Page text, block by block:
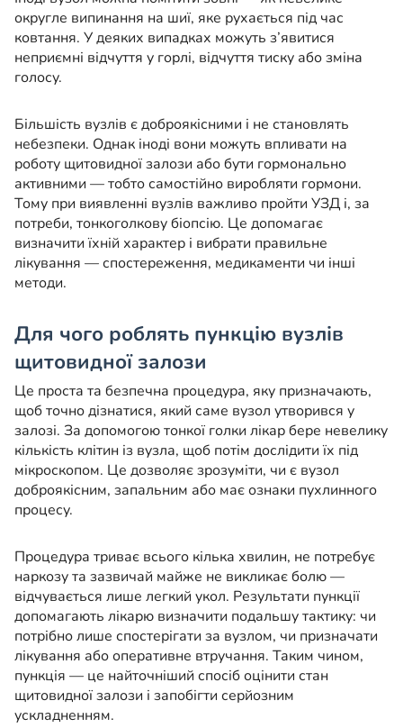
округле випинання на шиї, яке рухається під час
ковтання. У деяких випадках можуть з’явитися
неприємні відчуття у горлі, відчуття тиску або зміна
голосу.
Більшість вузлів є доброякісними і не становлять
небезпеки. Однак іноді вони можуть впливати на
роботу щитовидної залози або бути гормонально
активними — тобто самостійно виробляти гормони.
Тому при виявленні вузлів важливо пройти УЗД і, за
потреби, тонкоголкову біопсію. Це допомагає
визначити їхній характер і вибрати правильне
лікування — спостереження, медикаменти чи інші
методи.
Для чого роблять пункцію вузлів
щитовидної залози
Це проста та безпечна процедура, яку призначають,
щоб точно дізнатися, який саме вузол утворився у
залозі. За допомогою тонкої голки лікар бере невелику
кількість клітин із вузла, щоб потім дослідити їх під
мікроскопом. Це дозволяє зрозуміти, чи є вузол
доброякісним, запальним або має ознаки пухлинного
процесу.
Процедура триває всього кілька хвилин, не потребує
наркозу та зазвичай майже не викликає болю —
відчувається лише легкий укол. Результати пункції
допомагають лікарю визначити подальшу тактику: чи
потрібно лише спостерігати за вузлом, чи призначати
лікування або оперативне втручання. Таким чином,
пункція — це найточніший спосіб оцінити стан
щитовидної залози і запобігти серйозним
ускладненням.